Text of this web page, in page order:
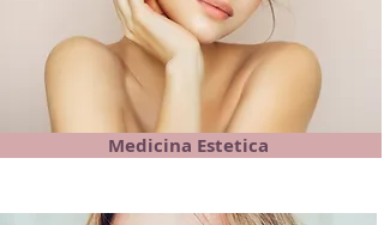
Medicina Estetica